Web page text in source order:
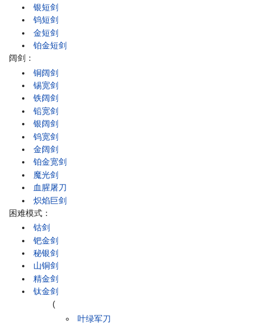
银短剑
钨短剑
金短剑
铂金短剑
阔剑：
铜阔剑
锡宽剑
铁阔剑
铅宽剑
银阔剑
钨宽剑
金阔剑
铂金宽剑
魔光剑
血腥屠刀
炽焰巨剑
困难模式：
钴剑
钯金剑
秘银剑
山铜剑
精金剑
钛金剑
(
叶绿军刀